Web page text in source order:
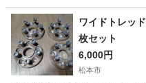
長野 長野市 市役所前駅
ワイドトレッ
枚セット
6,000円
松本市